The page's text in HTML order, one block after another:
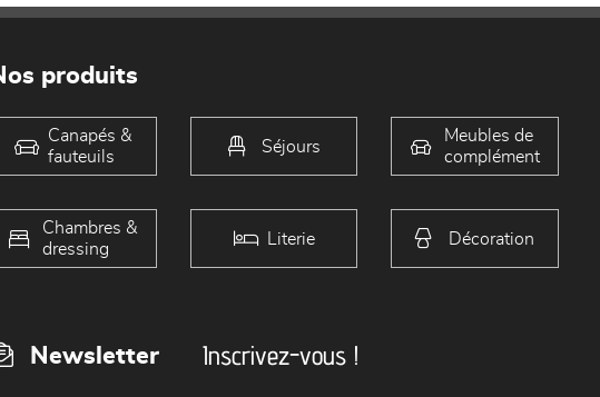
produits
Canapés &
fauteuils
Séjours
Meubles de
complément
Chambres &
dressing
Literie Décoration
Newsletter Inscrivez-vous !